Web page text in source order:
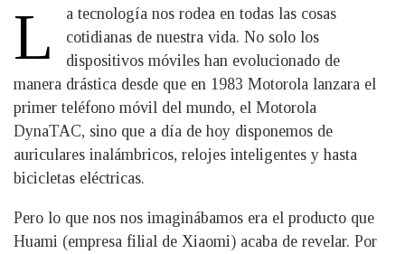
L
a tecnología nos rodea en todas las cosas
cotidianas de nuestra vida. No solo los
dispositivos móviles han evolucionado de
manera drástica desde que en 1983 Motorola lanzara el
primer teléfono móvil del mundo, el Motorola
DynaTAC, sino que a día de hoy disponemos de
auriculares inalámbricos, relojes inteligentes y hasta
bicicletas eléctricas.
Pero lo que nos nos imaginábamos era el producto que
Huami (empresa filial de Xiaomi) acaba de revelar. Por